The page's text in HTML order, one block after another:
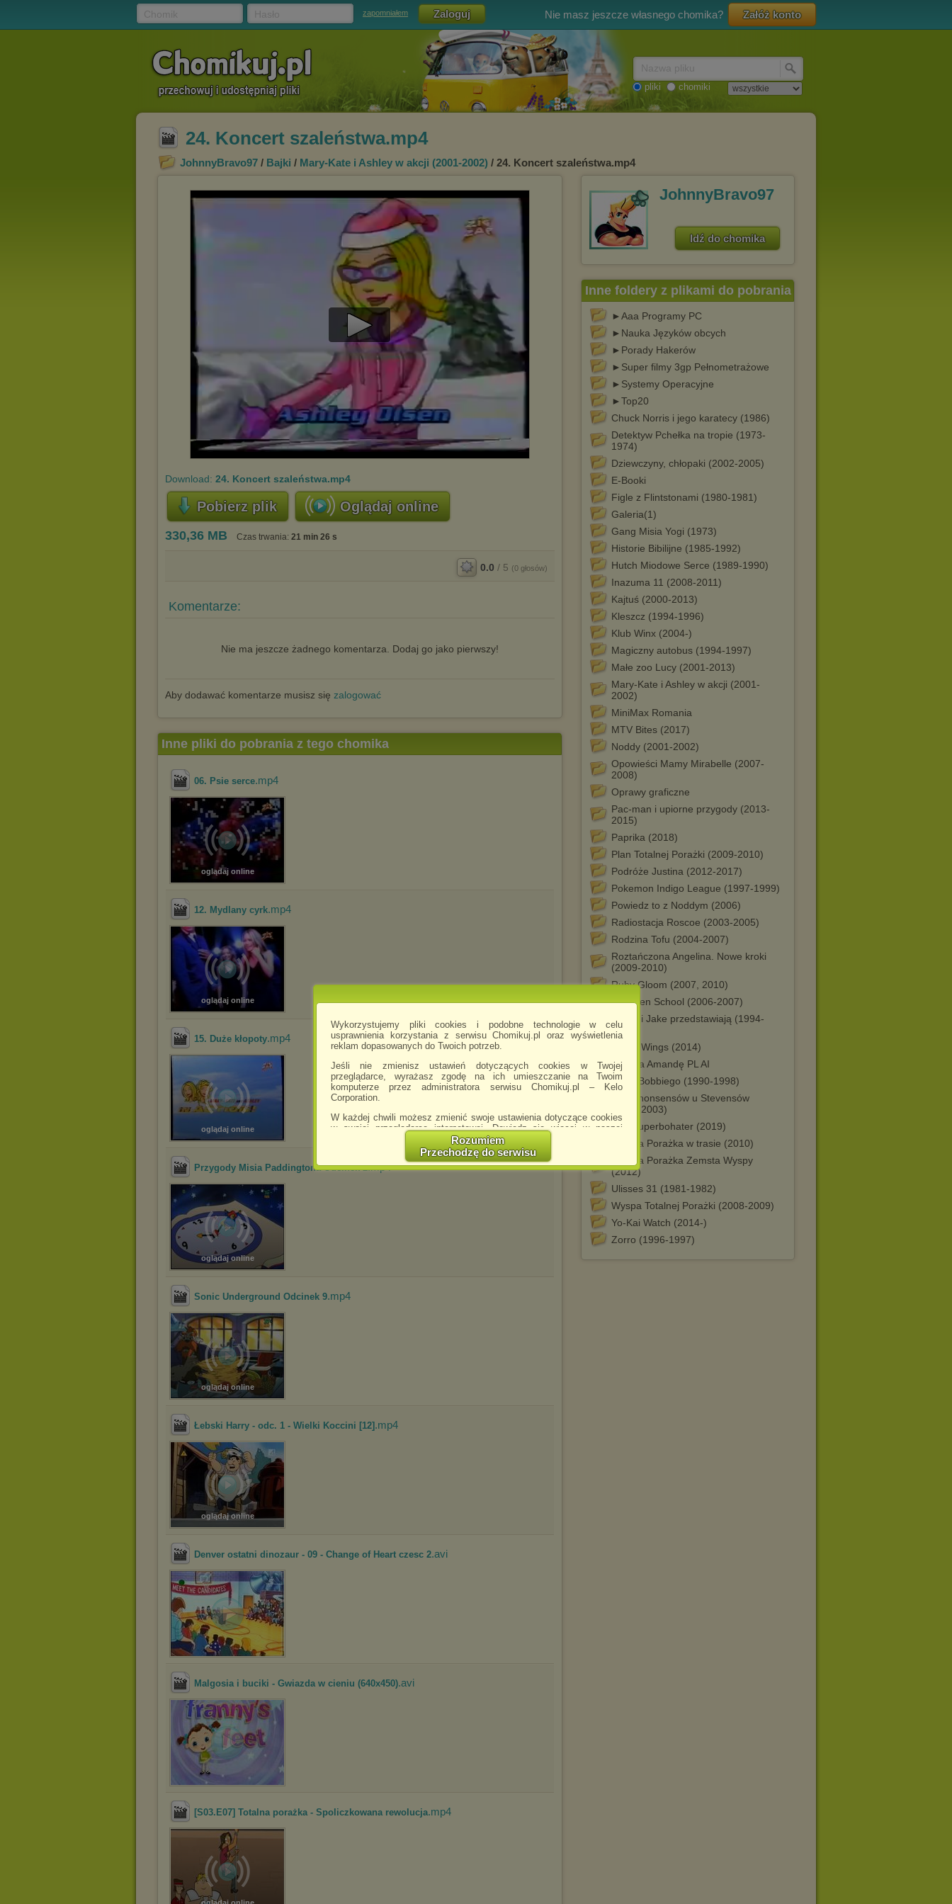
Wykorzystujemy pliki cookies i podobne technologie w celu
usprawnienia korzystania z serwisu Chomikuj.pl oraz wyświetlenia
reklam dopasowanych do Twoich potrzeb.
Jeśli nie zmienisz ustawień dotyczących cookies w Twojej
przeglądarce, wyrażasz zgodę na ich umieszczanie na Twoim
komputerze przez administratora serwisu Chomikuj.pl – Kelo
Corporation.
W każdej chwili możesz zmienić swoje ustawienia dotyczące cookies
w swojej przeglądarce internetowej. Dowiedz się więcej w naszej
http://chomikuj.pl/PolitykaPrywatnosci.aspx
Jednocześnie informujemy że zmiana ustawień przeglądarki może
spowodować ograniczenie korzystania ze strony Chomikuj.pl.
W przypadku braku twojej zgody na akceptację cookies niestety
Zaufanych Partnerów
(dostosowanie reklam do Twoich potrzeb, analiza skuteczności działań
Wyrażenie sprzeciwu spowoduje, że wyświetlana Ci reklama nie
Istnieje możliwość zmiany ustawień przeglądarki internetowej w
Rozumiem
Przechodzę do serwisu
zapomniałem Nie masz jeszcze własnego chomika? Załóż konto
pliki chomiki
24. Koncert szaleństwa.mp4
JohnnyBravo97 / Bajki / Mary-Kate i Ashley w akcji (2001-2002) / 24. Koncert szaleństwa.mp4
Play
Video
Download: 24. Koncert szaleństwa.mp4
Pobierz plik Oglądaj online
330,36 MB Czas trwania: 21 min 26 s
0.0 / 5 (0 głosów)
Komentarze:
Nie ma jeszcze żadnego komentarza. Dodaj go jako pierwszy!
Aby dodawać komentarze musisz się zalogować
JohnnyBravo97
Idź do chomika
Inne foldery z plikami do pobrania
►Aaa Programy PC
►Nauka Języków obcych
►Porady Hakerów
►Super filmy 3gp Pełnometrażowe
►Systemy Operacyjne
►Top20
Chuck Norris i jego karatecy (1986)
Detektyw Pchełka na tropie (1973-
1974)
Dziewczyny, chłopaki (2002-2005)
E-Booki
Figle z Flintstonami (1980-1981)
Galeria(1)
Gang Misia Yogi (1973)
Historie Bibilijne (1985-1992)
Hutch Miodowe Serce (1989-1990)
Inazuma 11 (2008-2011)
Kajtuś (2000-2013)
Kleszcz (1994-1996)
Klub Winx (2004-)
Magiczny autobus (1994-1997)
Małe zoo Lucy (2001-2013)
Mary-Kate i Ashley w akcji (2001-
2002)
MiniMax Romania
MTV Bites (2017)
Noddy (2001-2002)
Opowieści Mamy Mirabelle (2007-
2008)
Oprawy graficzne
Pac-man i upiorne przygody (2013-
2015)
Paprika (2018)
Plan Totalnej Porażki (2009-2010)
Podróże Justina (2012-2017)
Pokemon Indigo League (1997-1999)
Powiedz to z Noddym (2006)
Radiostacja Roscoe (2003-2005)
Rodzina Tofu (2004-2007)
Roztańczona Angelina. Nowe kroki
(2009-2010)
Ruby Gloom (2007, 2010)
Shuriken School (2006-2007)
Stinky i Jake przedstawiają (1994-
1997)
Super Wings (2014)
Szał na Amandę PL AI
Świat Bobbiego (1990-1998)
Świat nonsensów u Stevensów
(2000-2003)
Tata superbohater (2019)
Totalna Porażka w trasie (2010)
Totalna Porażka Zemsta Wyspy
(2012)
Ulisses 31 (1981-1982)
Wyspa Totalnej Porażki (2008-2009)
Yo-Kai Watch (2014-)
Zorro (1996-1997)
Inne pliki do pobrania z tego chomika
06. Psie serce.mp4
oglądaj online
12. Mydlany cyrk.mp4
oglądaj online
15. Duże kłopoty.mp4
oglądaj online
Przygody Misia Paddingtona Odcinek 2.mp4
oglądaj online
Sonic Underground Odcinek 9.mp4
oglądaj online
Łebski Harry - odc. 1 - Wielki Koccini [12] .mp4
oglądaj online
Denver ostatni dinozaur - 09 - Change of Heart czesc 2.avi
Malgosia i buciki - Gwiazda w cieniu (640x450).avi
[S03.E07] Totalna porażka - Spoliczkowana rewolucja.mp4